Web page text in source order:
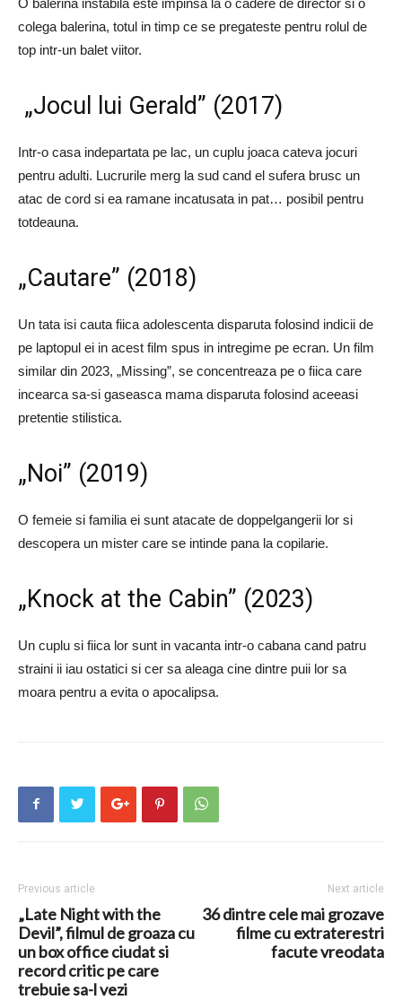
colega balerina, totul in timp ce se pregateste pentru rolul de
top intr-un balet viitor.
„Jocul lui Gerald” (2017)
Intr-o casa indepartata pe lac, un cuplu joaca cateva jocuri
pentru adulti. Lucrurile merg la sud cand el sufera brusc un
atac de cord si ea ramane incatusata in pat… posibil pentru
totdeauna.
„Cautare” (2018)
Un tata isi cauta fiica adolescenta disparuta folosind indicii de
pe laptopul ei in acest film spus in intregime pe ecran. Un film
similar din 2023, „Missing”, se concentreaza pe o fiica care
incearca sa-si gaseasca mama disparuta folosind aceeasi
pretentie stilistica.
„Noi” (2019)
O femeie si familia ei sunt atacate de doppelgangerii lor si
descopera un mister care se intinde pana la copilarie.
„Knock at the Cabin” (2023)
Un cuplu si fiica lor sunt in vacanta intr-o cabana cand patru
straini ii iau ostatici si cer sa aleaga cine dintre puii lor sa
moara pentru a evita o apocalipsa.
Previous article
„Late Night with the
Devil”, filmul de groaza cu
un box office ciudat si
record critic pe care
trebuie sa-l vezi
Next article
36 dintre cele mai grozave
filme cu extraterestri
facute vreodata